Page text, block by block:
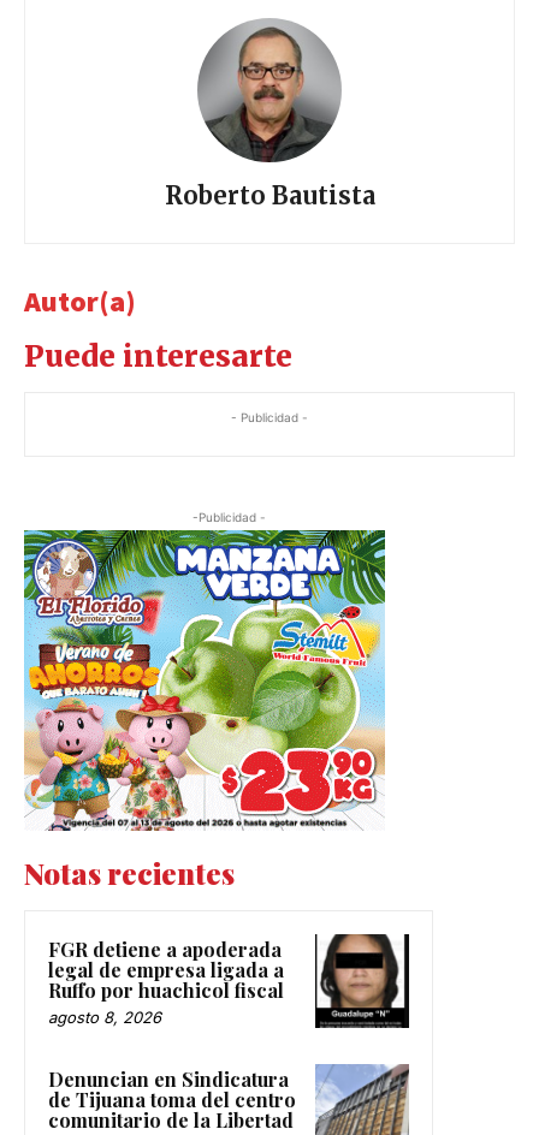
Roberto Bautista
Autor(a)
Puede interesarte
- Publicidad -
-Publicidad -
Notas recientes
FGR detiene a apoderada
legal de empresa ligada a
Ruffo por huachicol fiscal
agosto 8, 2026
Denuncian en Sindicatura
de Tijuana toma del centro
comunitario de la Libertad